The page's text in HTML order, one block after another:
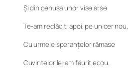
Și din cenușa unor vise arse
Te-am reclădit, apoi, pe un cer nou,
Cu urmele speranțelor rămase
Cuvintelor le-am făurit ecou.